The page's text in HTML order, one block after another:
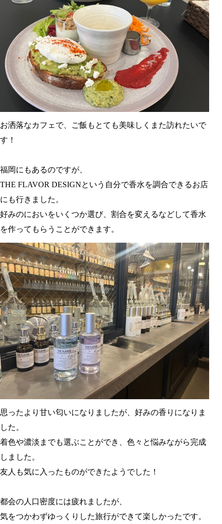
お洒落なカフェで、ご飯もとても美味しくまた訪れたいで
す！
福岡にもあるのですが、
THE FLAVOR DESIGNという自分で香水を調合できるお店
にも行きました。
好みのにおいをいくつか選び、割合を変えるなどして香水
を作ってもらうことができます。
思ったより甘い匂いになりましたが、好みの香りになりま
した。
着色や濃淡までも選ぶことができ、色々と悩みながら完成
しました。
友人も気に入ったものができたようでした！
都会の人口密度には疲れましたが、
気をつかわずゆっくりした旅行ができて楽しかったです。